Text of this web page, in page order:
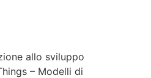
allo sviluppo
– Modelli di